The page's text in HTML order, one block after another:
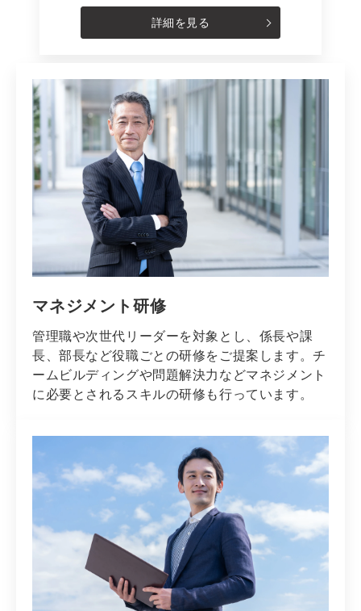
詳細を見る
マネジメント研修
管理職や次世代リーダーを対象とし、係長や課
長、部長など役職ごとの研修をご提案します。チ
ームビルディングや問題解決力などマネジメント
に必要とされるスキルの研修も行っています。